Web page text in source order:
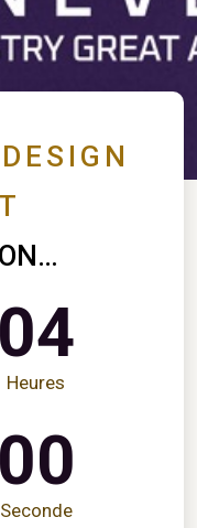
04
Heures
58
Secondes